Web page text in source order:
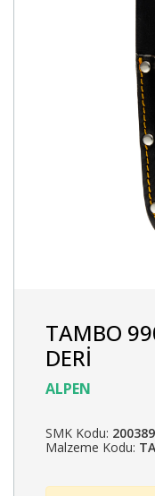
TAMBO
DERİ
ALPEN
SMK Kodu: 200389
Malzeme Kodu: